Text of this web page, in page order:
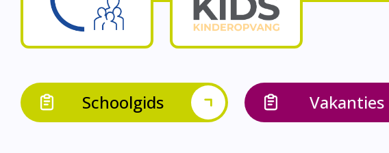
Schoolgids Vakanties